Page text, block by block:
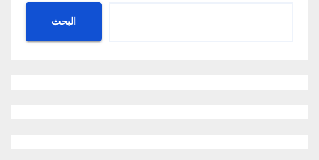
البحث